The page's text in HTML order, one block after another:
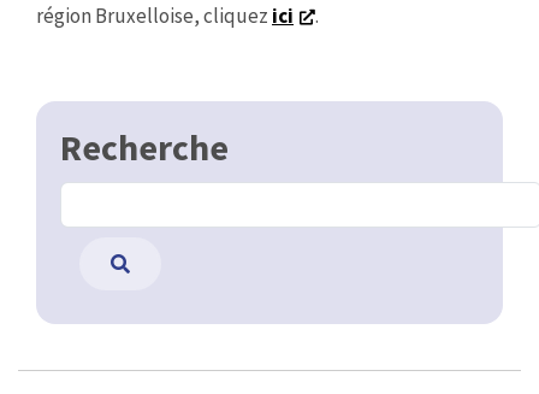
région Bruxelloise, cliquez ici .
Recherche